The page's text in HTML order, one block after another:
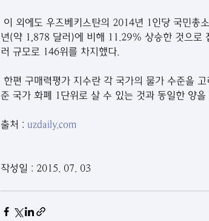
이 외에도 우즈베키스탄의 2014년 1인당 국민총
년(약 1,878 달러)에 비해 11.29% 상승한 것으로
러 규모로 146위를 차지했다.
한편 구매력평가 지수란 각 국가의 물가 수준을
준 국가 화폐 1단위로 살 수 있는 것과 동일한 양
출처 : uzdaily.com
작성일 : 2015. 07. 03